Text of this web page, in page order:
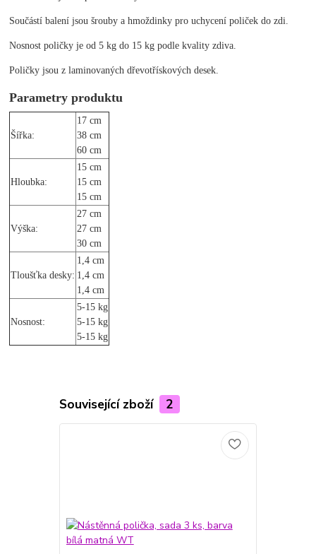
Součástí balení jsou šrouby a hmoždinky pro uchycení poliček do zdi.
Nosnost poličky je od 5 kg do 15 kg podle kvality zdiva.
Poličky jsou z laminovaných dřevotřískových desek.
Parametry produktu
Šířka:
17 cm
38 cm
60 cm
Hloubka:
15 cm
15 cm
15 cm
Výška:
27 cm
27 cm
30 cm
Tloušťka desky:
1,4 cm
1,4 cm
1,4 cm
Nosnost:
5-15 kg
5-15 kg
5-15 kg
Související zboží 2